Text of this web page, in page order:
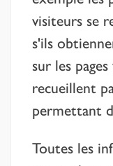
visiteurs se
s'ils
sur les
recueillent
permettant
Toutes les